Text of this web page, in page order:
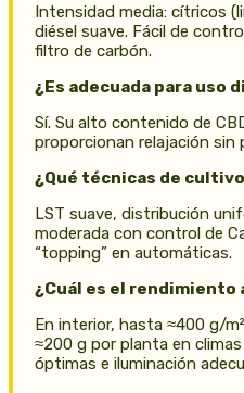
Intensidad media: cítricos
diésel suave. Fácil de
filtro de carbón.
¿Es adecuada para uso
Sí. Su alto contenido de
proporcionan relajación sin
¿Qué técnicas de
LST suave, distribución
moderada con control de
“topping” en automáticas.
¿Cuál es el rendimiento
En interior, hasta ≈400 g/
≈200 g por planta en
óptimas e iluminación